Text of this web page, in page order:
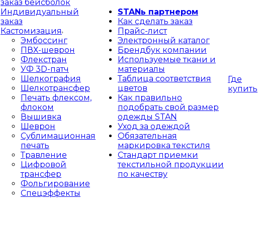
заказ бейсболок
Индивидуальный
заказ
Кастомизация
Эмбоссинг
ПВХ-шеврон
Флекстран
УФ 3D-патч
Шелкография
Шелкотрансфер
Печать флексом,
флоком
Вышивка
Шеврон
Сублимационная
печать
Травление
Цифровой
трансфер
Фольгирование
Спецэффекты
STANь партнером
Как сделать заказ
Прайс-лист
Электронный каталог
Брендбук компании
Используемые ткани и
материалы
Таблица соответствия
цветов
Как правильно
подобрать свой размер
одежды STAN
Уход за одеждой
Обязательная
маркировка текстиля
Стандарт приемки
текстильной продукции
по качеству
Где
купить